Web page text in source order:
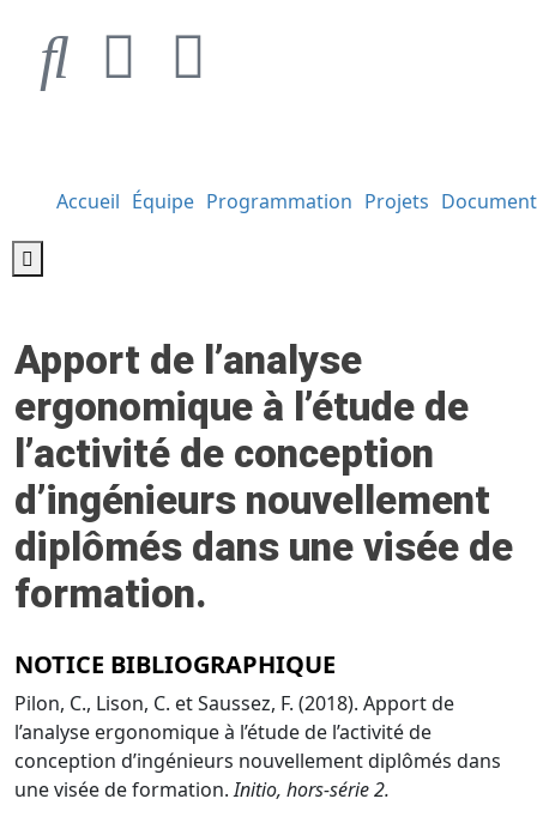
Accueil Équipe Programmation Projets
Hamburger Toggle Menu
Apport de l’analyse
ergonomique à l’étude de
l’activité de conception
d’ingénieurs nouvellement
diplômés dans une visée de
formation.
NOTICE BIBLIOGRAPHIQUE
Pilon, C., Lison, C. et Saussez, F. (2018). Apport de
l’analyse ergonomique à l’étude de l’activité de
conception d’ingénieurs nouvellement diplômés dans
une visée de formation.Initio, hors-série 2.